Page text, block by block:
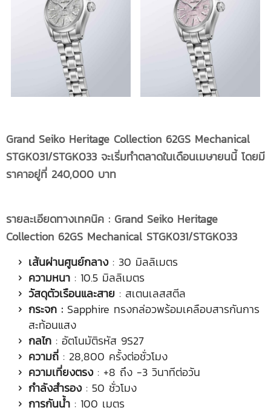
Grand Seiko Heritage Collection 62GS Mechanical
STGK031/STGK033 จะเริ่มทำตลาดในเดือนเมษายนนี้ โดยมี
ราคาอยู่ที่ 240,000 บาท
รายละเอียดทางเทคนิค : Grand Seiko Heritage
Collection 62GS Mechanical STGK031/STGK033
เส้นผ่านศูนย์กลาง: 30 มิลลิเมตร
ความหนา : 10.5 มิลลิเมตร
วัสดุตัวเรือนและสาย : สเตนเลสสตีล
กระจก : Sapphire ทรงกล่อวพร้อมเคลือบสารกันการ
สะท้อนแสง
กลไก : อัตโนมัติรหัส 9S27
ความถี่ : 28,800 ครั้งต่อชั่วโมง
ความเที่ยงตรง: +8 ถึง -3 วินาทีต่อวัน
กำลังสำรอง: 50 ชั่วโมง
การกันน้ำ : 100 เมตร